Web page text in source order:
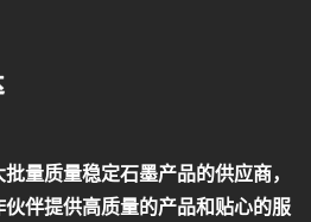
量质量稳定石墨产品的供应商，
伴提供高质量的产品和贴心的服